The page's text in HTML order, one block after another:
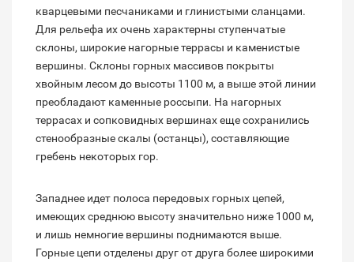
кварцевыми песчаниками и глинистыми сланцами.
Для рельефа их очень характерны ступенчатые
склоны, широкие нагорные террасы и каменистые
вершины. Склоны горных массивов покрыты
хвойным лесом до высоты 1100 м, а выше этой линии
преобладают каменные россыпи. На нагорных
террасах и сопковидных вершинах еще сохранились
стенообразные скалы (останцы), составляющие
гребень некоторых гор.
Западнее идет полоса передовых горных цепей,
имеющих среднюю высоту значительно ниже 1000 м,
и лишь немногие вершины поднимаются выше.
Горные цепи отделены друг от друга более широкими